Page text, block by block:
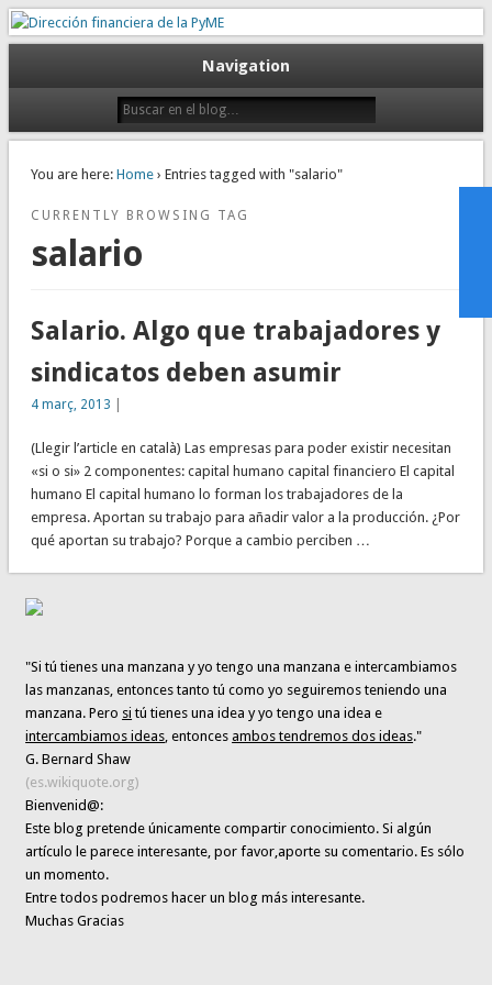
Dirección financiera de la PyME
Gestión empresarial eficiente. Dirección financiera externalizada.
Navigation
You are here: Home› Entries tagged with "salario"
CURRENTLY BROWSING TAG
salario
Salario. Algo que trabajadores y
sindicatos deben asumir
4 març, 2013
(Llegir l’article en català) Las empresas para poder existir necesitan
«si o si» 2 componentes: capital humano capital financiero El capital
humano El capital humano lo forman los trabajadores de la
empresa. Aportan su trabajo para añadir valor a la producción. ¿Por
qué aportan su trabajo? Porque a cambio perciben …
"Si tú tienes una manzana y yo tengo una manzana e intercambiamos
las manzanas, entonces tanto tú como yo seguiremos teniendo una
manzana. Pero si tú tienes una idea y yo tengo una idea e
intercambiamos ideas , entoncesambos tendremos dos ideas."
G. Bernard Shaw
(es.wikiquote.org)
Bienvenid@:
Este blog pretende únicamentecompartir conocimiento. Si algún
artículo le parece interesante,por favor,aporte su comentario. Es sólo
un momento.
Entre todos podremos hacer un blog más interesante.
Muchas Gracias